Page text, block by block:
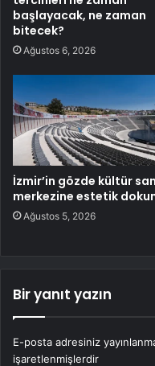
başlayacak, ne zaman
bitecek?
Ağustos 6, 2026
İzmir’in gözde kültür
merkezine estetik
Ağustos 5, 2026
Bir yanıt yazın
E-posta adresiniz
işaretlenmişlerdir